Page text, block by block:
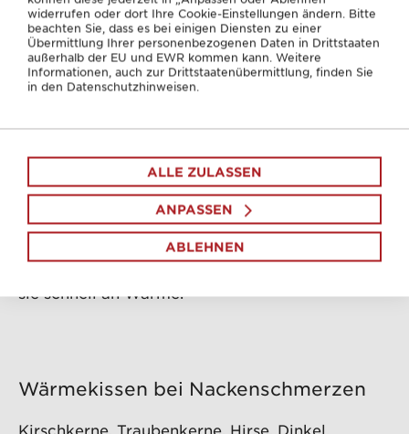
Heiße Rolle
die mit heißem Wasser getränkt und vorsichtig
auf der zu behandelnden Stelle ausgerollt und
aufgebracht werden, lässt sich zwar etwas
besser am Nacken befestigen als die meisten
Wärmeflaschen, eignet sich aber dennoch nicht
sie schnell an Wärme.
Wärmekissen bei Nackenschmerzen
Kirschkerne, Traubenkerne, Hirse, Dinkel,
widerrufen oder dort Ihre Cookie-Einstellungen ändern. Bitte
beachten Sie, dass es bei einigen Diensten zu einer
Übermittlung Ihrer personenbezogenen Daten in Drittstaaten
außerhalb der EU und EWR kommen kann. Weitere
Informationen, auch zur Drittstaatenübermittlung, finden Sie
in den Datenschutzhinweisen.
ALLE ZULASSEN
ANPASSEN
ABLEHNEN